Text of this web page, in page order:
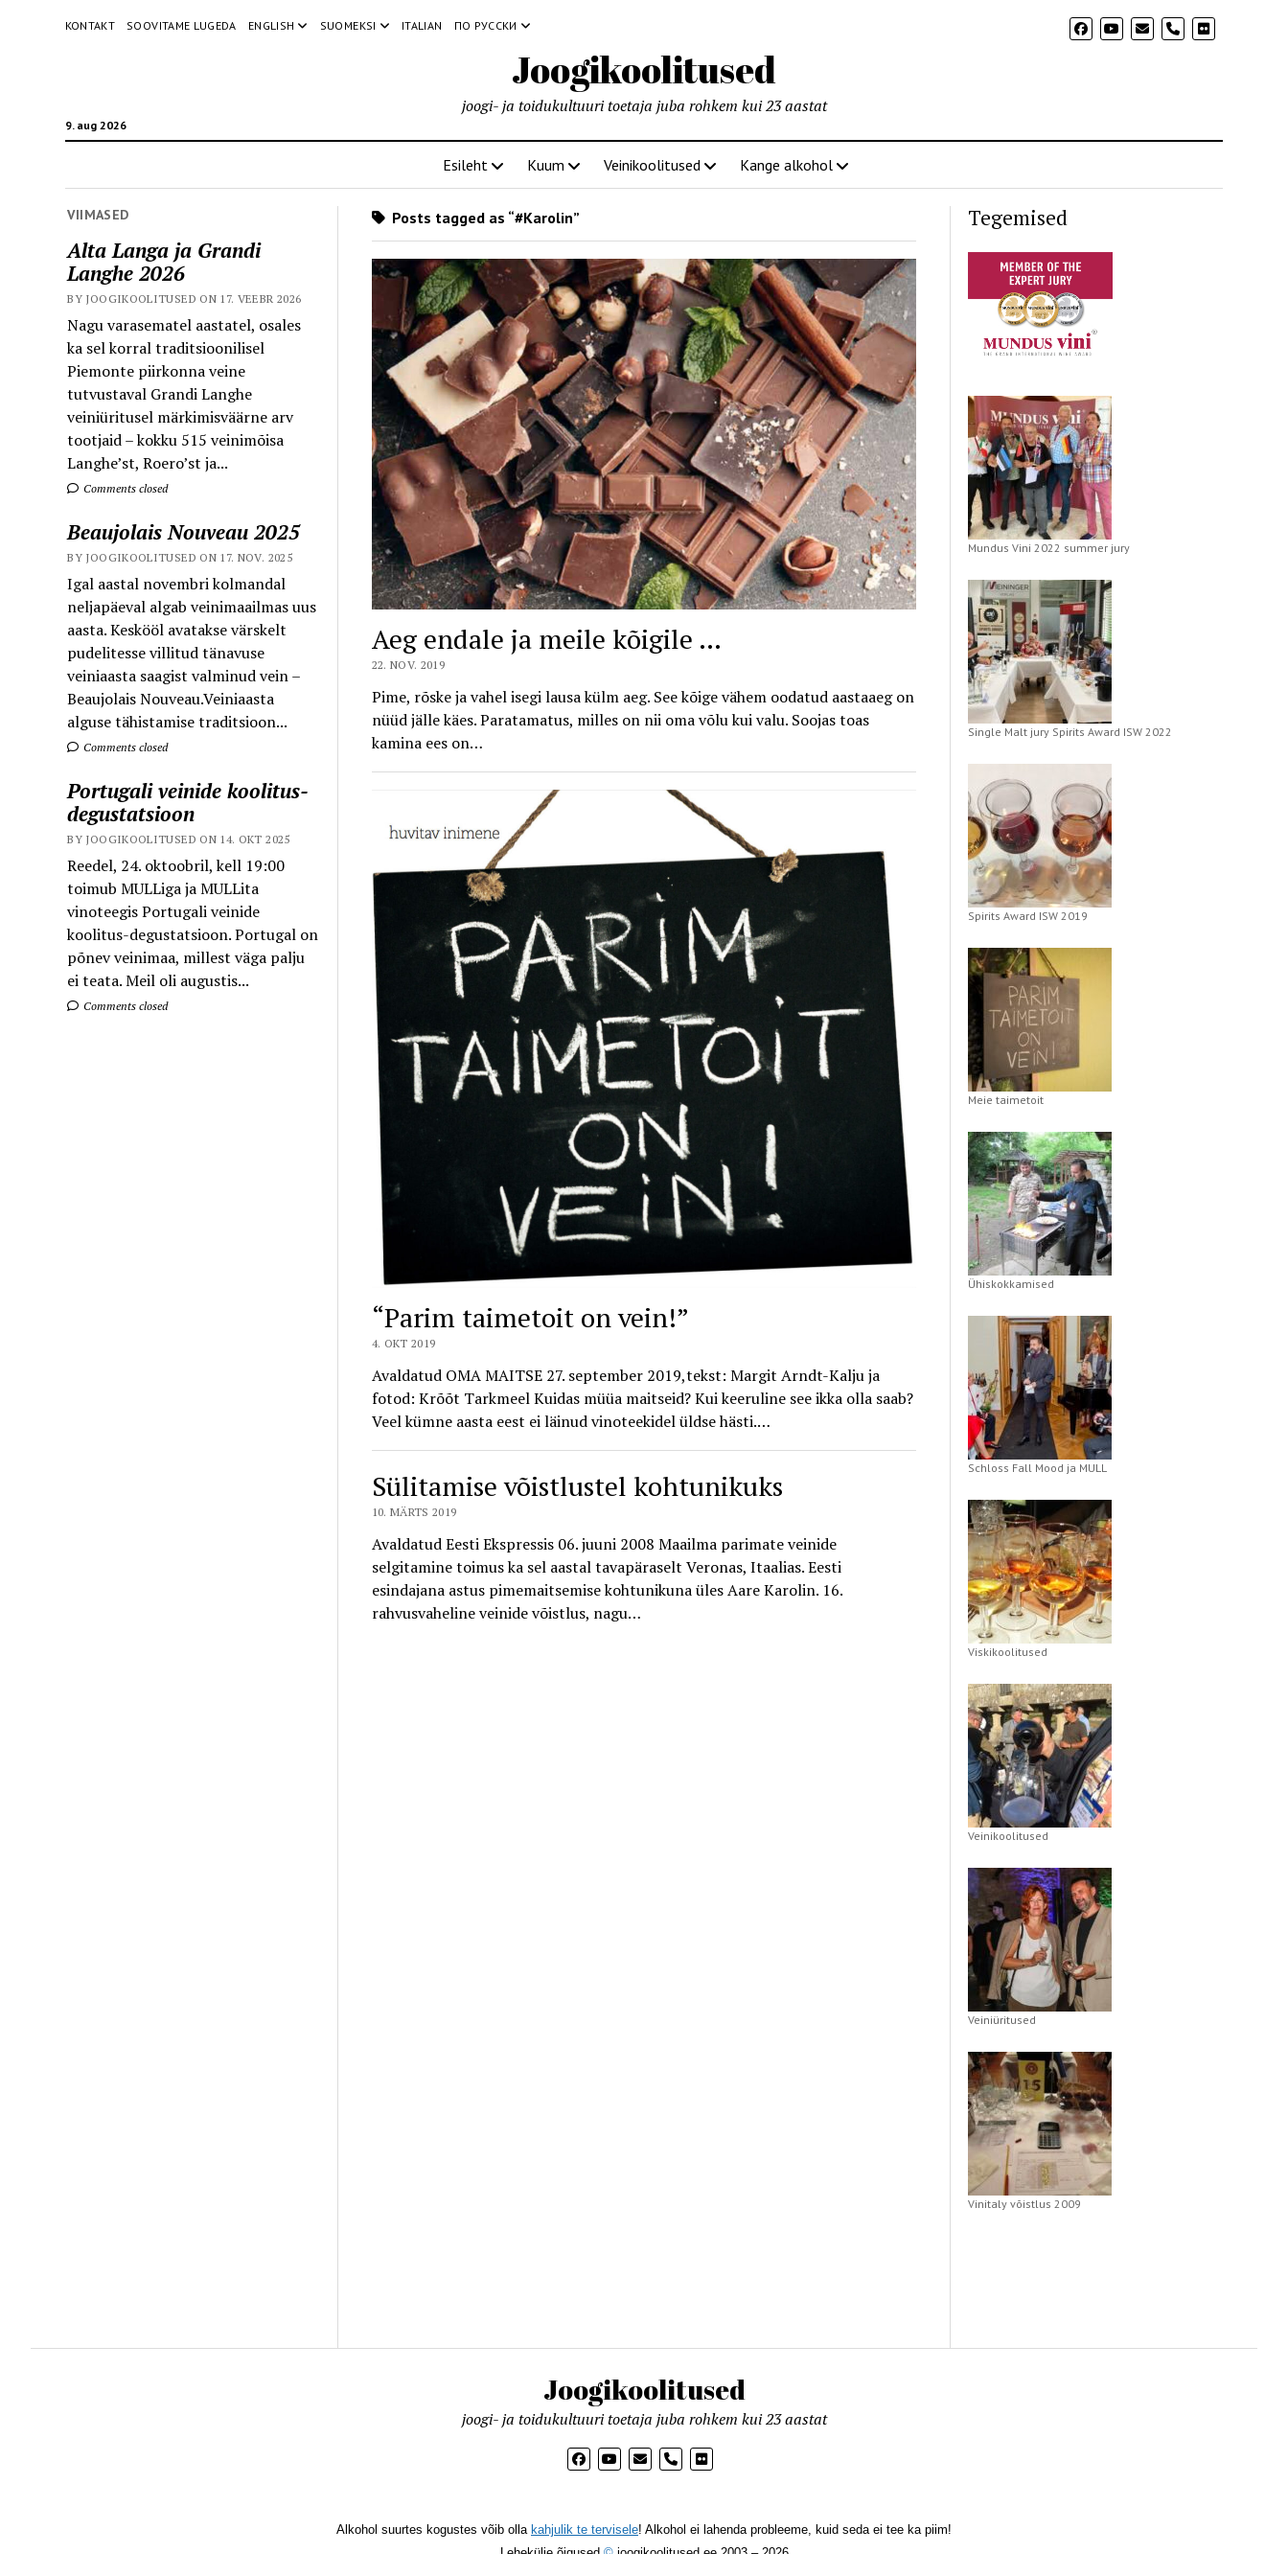
KONTAKT SOOVITAME LUGEDA ENGLISH SUOMEKSI ITALIAN ПО РУССКИ phone
Joogikoolitused
9. aug 2026
joogi- ja toidukultuuri toetaja juba rohkem kui 23 aastat
Esileht Kuum Veinikoolitused Kange alkohol
VIIMASED
Alta Langa ja Grandi
Langhe 2026
BY JOOGIKOOLITUSED ON 17. VEEBR 2026
Nagu varasematel aastatel, osales
ka sel korral traditsioonilisel
Piemonte piirkonna veine
tutvustaval Grandi Langhe
veiniüritusel märkimisväärne arv
tootjaid – kokku 515 veinimõisa
Langhe’st, Roero’st ja...
Comments closed
Beaujolais Nouveau 2025
BY JOOGIKOOLITUSED ON 17. NOV. 2025
Igal aastal novembri kolmandal
neljapäeval algab veinimaailmas uus
aasta. Keskööl avatakse värskelt
pudelitesse villitud tänavuse
veiniaasta saagist valminud vein –
Beaujolais Nouveau.Veiniaasta
alguse tähistamise traditsioon...
Comments closed
Portugali veinide koolitus-
degustatsioon
BY JOOGIKOOLITUSED ON 14. OKT 2025
Reedel, 24. oktoobril, kell 19:00
toimub MULLiga ja MULLita
vinoteegis Portugali veinide
koolitus-degustatsioon. Portugal on
põnev veinimaa, millest väga palju
ei teata. Meil oli augustis...
Comments closed
Posts tagged as “#Karolin”
Aeg endale ja meile kõigile …
22. NOV. 2019
Pime, rõske ja vahel isegi lausa külm aeg. See kõige vähem oodatud aastaaeg on
nüüd jälle käes. Paratamatus, milles on nii oma võlu kui valu. Soojas toas
kamina ees on…
“Parim taimetoit on vein!”
4. OKT 2019
Avaldatud OMA MAITSE 27. september 2019,tekst: Margit Arndt-Kalju ja
fotod: Krõõt Tarkmeel Kuidas müüa maitseid? Kui keeruline see ikka olla saab?
Veel kümne aasta eest ei läinud vinoteekidel üldse hästi.…
Sülitamise võistlustel kohtunikuks
10. MÄRTS 2019
Avaldatud Eesti Ekspressis 06. juuni 2008 Maailma parimate veinide
selgitamine toimus ka sel aastal tavapäraselt Veronas, Itaalias. Eesti
esindajana astus pimemaitsemise kohtunikuna üles Aare Karolin. 16.
rahvusvaheline veinide võistlus, nagu…
Tegemised
Mundus Vini 2022 summer jury
Single Malt jury Spirits Award ISW 2022
Spirits Award ISW 2019
Meie taimetoit
Ühiskokkamised
Schloss Fall Mood ja MULL
Viskikoolitused
Veinikoolitused
Veiniüritused
Vinitaly võistlus 2009
Joogikoolitused
joogi- ja toidukultuuri toetaja juba rohkem kui 23 aastat
phone
Alkohol suurtes kogustes võib olla kahjulik te tervisele! Alkohol ei lahenda probleeme, kuid seda ei tee ka piim!
Lehekülje õigused ©joogikoolitused.ee 2003 – 2026